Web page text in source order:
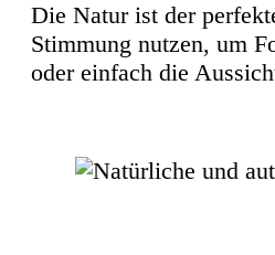
Die Natur ist der
Stimmung nutzen, um
oder einfach die